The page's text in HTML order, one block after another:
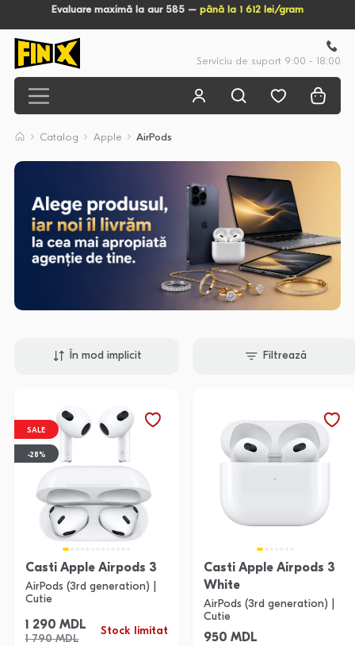
Evaluare maximă la aur 585 – până la 1 612 lei/gram
Serviciu de suport 9:00 - 18:00
Catalog Apple AirPods
În mod implicit Filtrează
SALE
-28%
Casti Apple Airpods 3
AirPods (3rd generation) |
Cutie
1 290 MDL
1 790 MDL
Stock limitat
Casti Apple Airpods 3
White
AirPods (3rd generation) |
Cutie
950 MDL